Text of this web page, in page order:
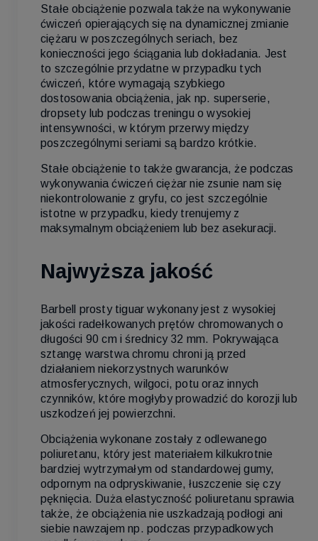
Stałe obciążenie pozwala także na wykonywanie
ćwiczeń opierających się na dynamicznej zmianie
ciężaru w poszczególnych seriach, bez
konieczności jego ściągania lub dokładania. Jest
to szczególnie przydatne w przypadku tych
ćwiczeń, które wymagają szybkiego
dostosowania obciążenia, jak np. superserie,
dropsety lub podczas treningu o wysokiej
intensywności, w którym przerwy między
poszczególnymi seriami są bardzo krótkie.
Stałe obciążenie to także gwarancja, że podczas
wykonywania ćwiczeń ciężar nie zsunie nam się
niekontrolowanie z gryfu, co jest szczególnie
istotne w przypadku, kiedy trenujemy z
maksymalnym obciążeniem lub bez asekuracji.
Najwyższa jakość
Barbell prosty tiguar wykonany jest z wysokiej
jakości radełkowanych prętów chromowanych o
długości 90 cm i średnicy 32 mm. Pokrywająca
sztangę warstwa chromu chroni ją przed
działaniem niekorzystnych warunków
atmosferycznych, wilgoci, potu oraz innych
czynników, które mogłyby prowadzić do korozji lub
uszkodzeń jej powierzchni.
Obciążenia wykonane zostały z odlewanego
poliuretanu, który jest materiałem kilkukrotnie
bardziej wytrzymałym od standardowej gumy,
odpornym na odpryskiwanie, łuszczenie się czy
pęknięcia. Duża elastyczność poliuretanu sprawia
także, że obciążenia nie uszkadzają podłogi ani
siebie nawzajem np. podczas przypadkowych